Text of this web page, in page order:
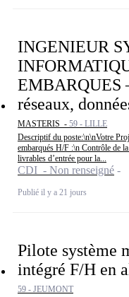
INGENIEUR
EMBARQUES
réseaux,
MASTERIS - 59 - LILLE
Descriptif du poste:\n\nVotre
embarqués H/F :\n Contrôle
livrables d’entrée pour la...
CDI - Non renseigné
Publié il y a 21 jours
Pilote système
intégré F/H en
59 - JEUMONT